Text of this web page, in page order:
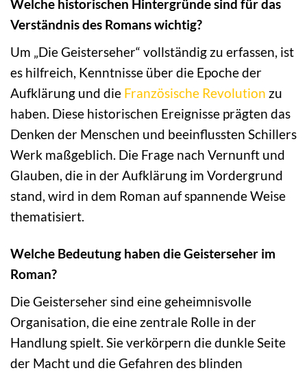
Welche historischen Hintergründe sind für das
Verständnis des Romans wichtig?
Um „Die Geisterseher“ vollständig zu erfassen, ist
es hilfreich, Kenntnisse über die Epoche der
Aufklärung und die Französische Revolution zu
haben. Diese historischen Ereignisse prägten das
Denken der Menschen und beeinflussten Schillers
Werk maßgeblich. Die Frage nach Vernunft und
Glauben, die in der Aufklärung im Vordergrund
stand, wird in dem Roman auf spannende Weise
thematisiert.
Welche Bedeutung haben die Geisterseher im
Roman?
Die Geisterseher sind eine geheimnisvolle
Organisation, die eine zentrale Rolle in der
Handlung spielt. Sie verkörpern die dunkle Seite
der Macht und die Gefahren des blinden